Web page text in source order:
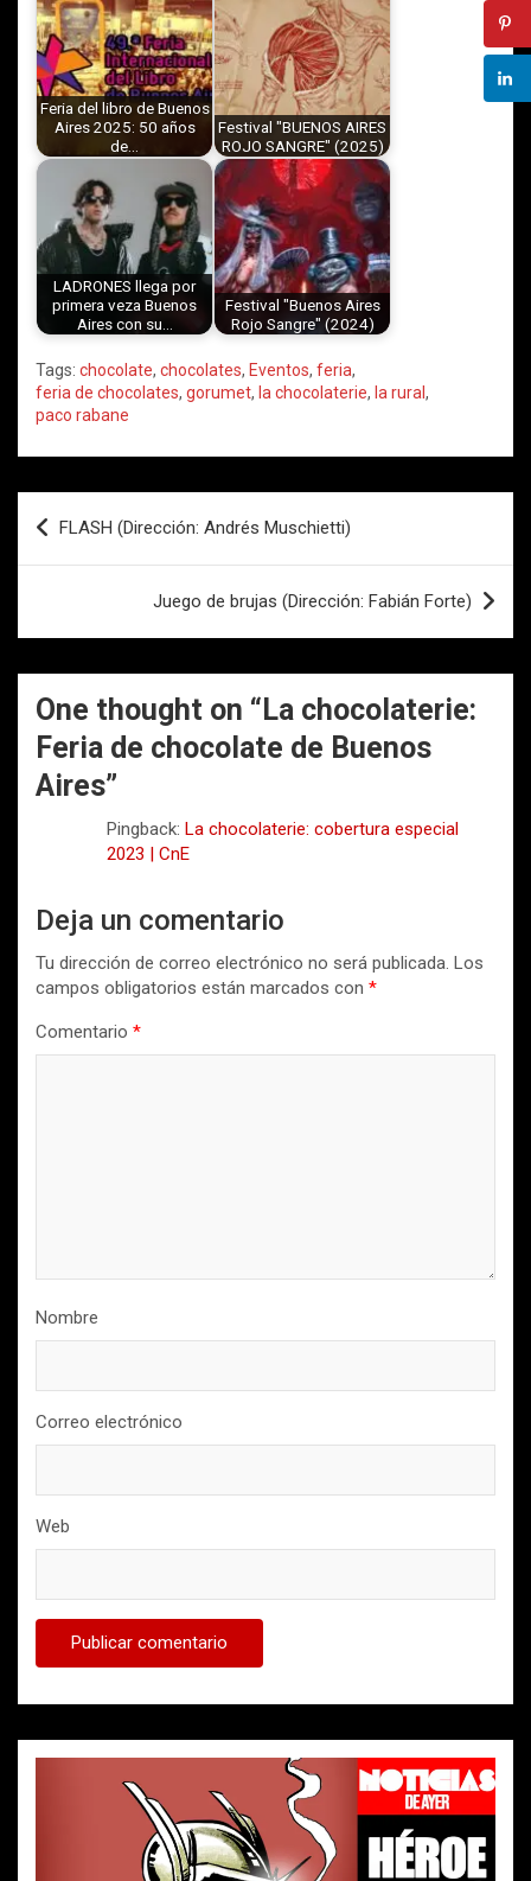
Feria del libro de Buenos
Aires 2025: 50 años
de…
Festival "BUENOS AIRES
ROJO SANGRE" (2025)
LADRONES llega por
primera veza Buenos
Aires con su…
Festival "Buenos Aires
Rojo Sangre" (2024)
Tags: chocolate, chocolates, Eventos, feria,
feria de chocolates, gorumet, la chocolaterie, la rural ,
paco rabane
Navegación
de
FLASH (Dirección: Andrés Muschietti)
Juego de brujas (Dirección: Fabián Forte)
One thought on “ La chocolaterie:
Feria de chocolate de Buenos
Aires”
Pingback: La chocolaterie: cobertura especial
2023 | CnE
Deja un comentario
Tu dirección de correo electrónico no será publicada. Los
campos obligatorios están marcados con *
Comentario *
Nombre
Correo electrónico
Web